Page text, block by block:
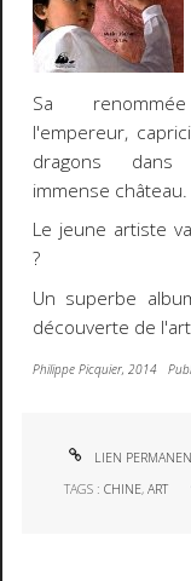
Sa
l'empereur,
dragons
immense
Le jeune artiste
?
Un superbe
découverte de
Philippe Picquier, 2014
LIEN
TAGS :CHINE,ART